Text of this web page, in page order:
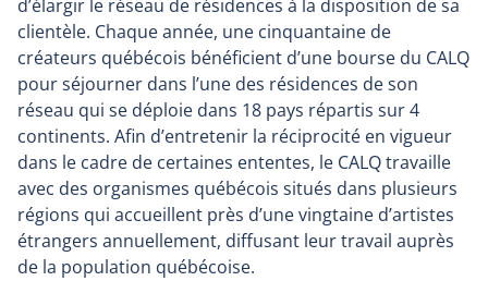
d’élargir le réseau de résidences à la disposition de sa
clientèle. Chaque année, une cinquantaine de
créateurs québécois bénéficient d’une bourse du CALQ
pour séjourner dans l’une des résidences de son
réseau qui se déploie dans 18 pays répartis sur 4
continents. Afin d’entretenir la réciprocité en vigueur
dans le cadre de certaines ententes, le CALQ travaille
avec des organismes québécois situés dans plusieurs
régions qui accueillent près d’une vingtaine d’artistes
étrangers annuellement, diffusant leur travail auprès
de la population québécoise.